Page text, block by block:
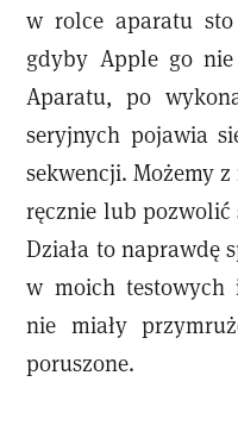
w rolce aparatu
gdyby Apple go nie
Aparatu, po
seryjnych pojawia
sekwencji. Możemy
ręcznie lub pozwolić
Działa to naprawdę
w moich testowych
nie miały
poruszone.